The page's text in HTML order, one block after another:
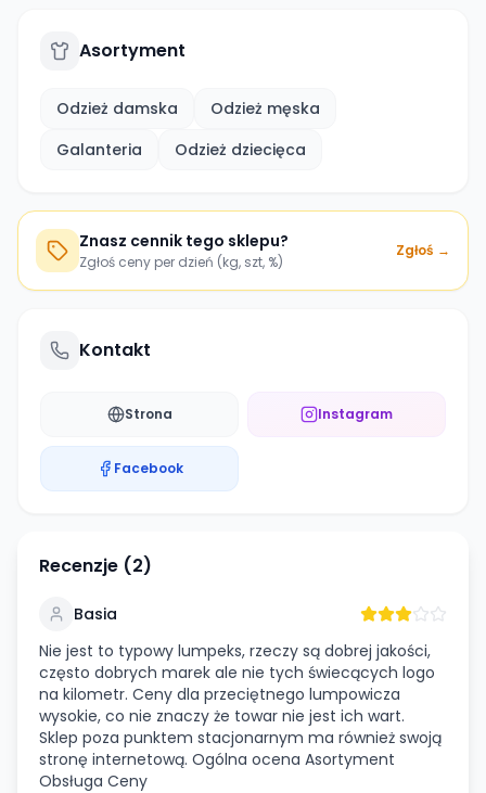
Asortyment
Odzież damska
Odzież męska
Galanteria
Odzież dziecięca
Znasz cennik tego sklepu?
Zgłoś ceny per dzień (kg, szt, %)
Zgłoś →
Kontakt
Strona Instagram
Facebook
Recenzje (2)
Basia
Nie jest to typowy lumpeks, rzeczy są dobrej jakości,
często dobrych marek ale nie tych świecących logo
na kilometr. Ceny dla przeciętnego lumpowicza
wysokie, co nie znaczy że towar nie jest ich wart.
Sklep poza punktem stacjonarnym ma również swoją
stronę internetową. Ogólna ocena Asortyment
Obsługa Ceny